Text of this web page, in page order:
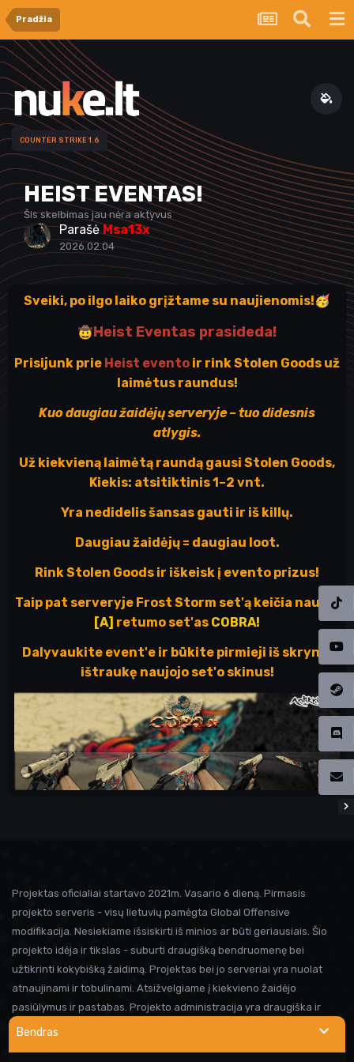
Pradžia
COUNTER STRIKE 1.6
HEIST EVENTAS!
Šis skelbimas jau nėra aktyvus
ParašėMsa13x
2026.02.04
Sveiki, po ilgo laiko grįžtame su naujienomis!🥳
🤠Heist Eventas prasideda!
Prisijunk prie Heist evento ir rink Stolen Goods už
laimėtus raundus!
Kuo daugiau žaidėjų serveryje – tuo didesnis
atlygis.
Už kiekvieną laimėtą raundą gausi Stolen Goods,
Kiekis: atsitiktinis 1–2 vnt.
Yra nedidelis šansas gauti ir iš killų.
Daugiau žaidėjų = daugiau loot.
Rink Stolen Goods ir iškeisk į evento prizus!
Taip pat serveryje Frost Storm set'ą keičia naujas
[A] retumo set'as COBRA!
Dalyvaukite event'e ir būkite pirmieji iš skrynių
ištraukę naujojo set'o skinus!
Bendras
Projektas oficialiai startavo 2021m. Vasario 6 dieną. Pirmasis
projekto serveris - visų lietuvių pamėgta Global Offensive
modifikacija. Nesiekiame išsiskirti iš minios ar būti geriausiais. Šio
projekto idėja ir tikslas - suburti draugišką bendruomenę bei
užtikrinti kokybišką žaidimą. Projektas bei jo serveriai yra nuolat
atnaujinami ir tobulinami. Atsižvelgiame į kiekvieno žaidėjo
pasiūlymus ir pastabas. Projekto administracija yra draugiška ir
visada linkusi padėti prireikus pagalbos. Iki susitikimo serveryje!